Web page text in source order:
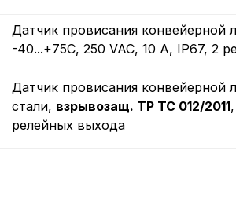
Датчик провисания конвейерной
-40...+75С, 250 VAC, 10 A, IP67, 2
Датчик провисания конвейерной
стали, взрывозащ. ТР ТС 012/2011
релейных выхода